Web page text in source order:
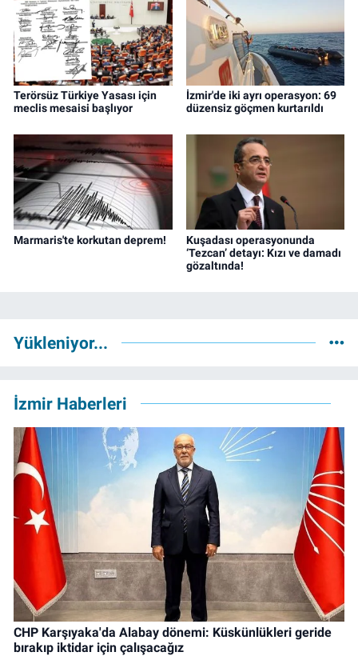
Terörsüz Türkiye Yasası için
meclis mesaisi başlıyor
İzmir'de iki ayrı operasyon: 69
düzensiz göçmen kurtarıldı
Marmaris'te korkutan deprem!
Kuşadası operasyonunda
‘Tezcan’ detayı: Kızı ve damadı
gözaltında!
Yükleniyor...
İzmir Haberleri
CHP Karşıyaka'da Alabay dönemi: Küskünlükleri geride
bırakıp iktidar için çalışacağız